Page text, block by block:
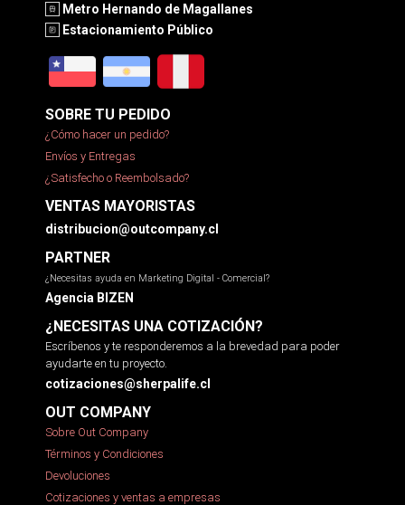
Metro Hernando de Magallanes
Estacionamiento Público
SOBRE TU PEDIDO
¿Cómo hacer un pedido?
Envíos y Entregas
¿Satisfecho o Reembolsado?
VENTAS MAYORISTAS
distribucion@outcompany.cl
PARTNER
¿Necesitas ayuda en Marketing Digital - Comercial?
Agencia BIZEN
¿NECESITAS UNA COTIZACIÓN?
Escríbenos y te responderemos a la brevedad para poder
ayudarte en tu proyecto.
cotizaciones@sherpalife.cl
OUT COMPANY
Sobre Out Company
Términos y Condiciones
Devoluciones
Cotizaciones y ventas a empresas